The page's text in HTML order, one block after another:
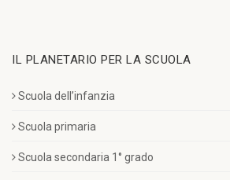
IL PLANETARIO PER LA SCUOLA
Scuola dell’infanzia
Scuola primaria
Scuola secondaria 1° grado